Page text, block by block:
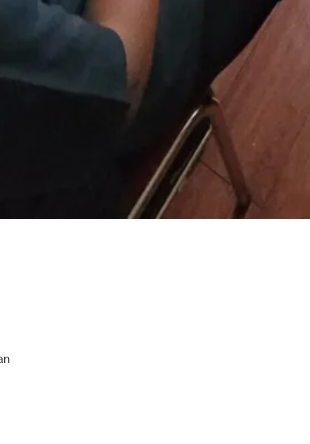
Koordinasi Bagi Aparatur Peradilan
Agama Sewilayah PTA Papua Barat
1 August 2026
Semoga bermanfaat buat Aparatur
Pengadilan di Wilayah PTA PAPUA BARAT
Raswin
Tutup Pekan dengan
Apresiasi! Plh. Ketua PTA Papua Barat
Sampaikan Terima Kasih atas Dedikasi
Seluruh Aparatur
Tetap semangat